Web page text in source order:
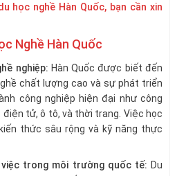
học nghề Hàn Quốc, bạn cần xin
Nghề Hàn Quốc
nghiệp: Hàn Quốc được biết đến
chất lượng cao và sự phát triển
công nghiệp hiện đại như công
tử, ô tô, và thời trang. Việc học
thức sâu rộng và kỹ năng thực
trong môi trường quốc tế: Du